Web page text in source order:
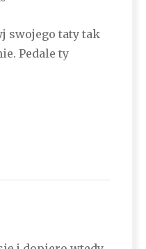
swojego taty tak
Pedale ty